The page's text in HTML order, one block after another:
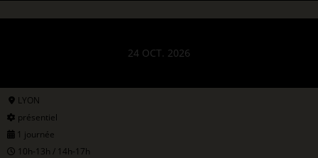
24 OCT. 2026
LYON
présentiel
1 journée
10h-13h / 14h-17h